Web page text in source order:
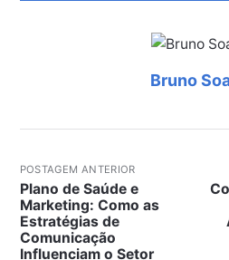
Bruno
POSTAGEM ANTERIOR
Plano de Saúde e
Marketing: Como as
Estratégias de
Comunicação
Influenciam o Setor